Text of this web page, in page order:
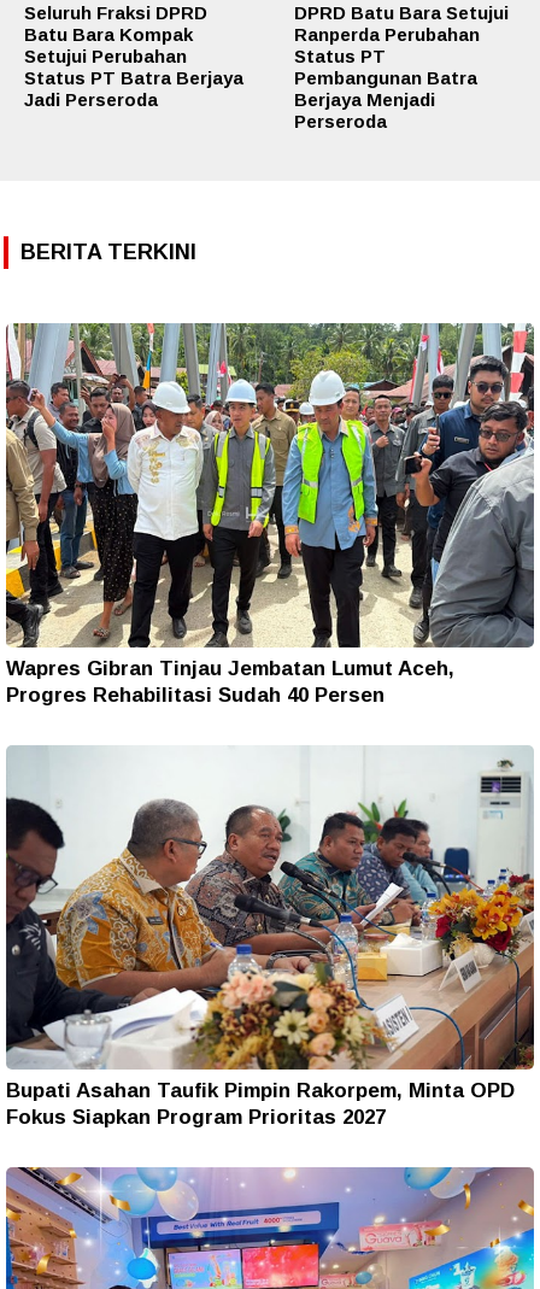
Seluruh Fraksi DPRD
Batu Bara Kompak
Setujui Perubahan
Status PT Batra Berjaya
Jadi Perseroda
DPRD Batu Bara Setujui
Ranperda Perubahan
Status PT
Pembangunan Batra
Berjaya Menjadi
Perseroda
BERITA TERKINI
Wapres Gibran Tinjau Jembatan Lumut Aceh,
Progres Rehabilitasi Sudah 40 Persen
Bupati Asahan Taufik Pimpin Rakorpem, Minta OPD
Fokus Siapkan Program Prioritas 2027